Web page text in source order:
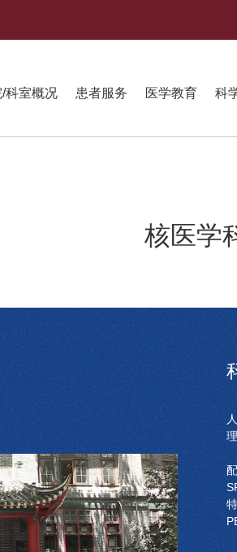
/科室概况 患者服务 医学教育 科
核医学